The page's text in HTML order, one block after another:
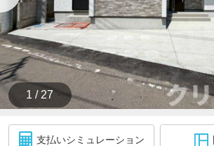
1 / 27
支払いシミュレーション